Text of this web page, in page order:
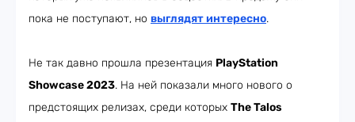
пока не поступают, но выглядят интересно.
Не так давно прошла презентация PlayStation
Showcase 2023. На ней показали много нового о
предстоящих релизах, среди которых The Talos